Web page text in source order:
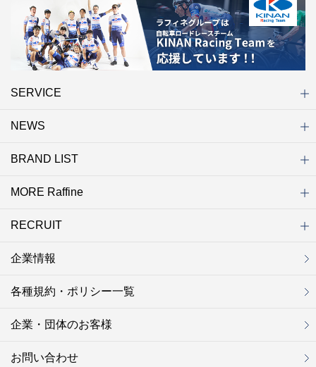
SERVICE
初めての方へ
店舗検索
キャンペーン
ラフィネ マルシェ（通販サイト）
WEB予約
よくある質問（Q&A）
サイトマップ
NEWS
ニュース一覧
お知らせ
オープン
クローズ
リニューアル
その他
BRAND LIST
ブランド一覧
ラフィネ
グランラフィネ
バダンバルー
ラフィネプリュス
プチラフィネ
整体ナチュラルボディ
トータルセラピー
フットデザイン
REFLE（リフレ）
Raffine TOKYO
ラフィネ ランニングスタイル
MORE Raffine
MORE Raffine
ラフィネのこだわり
ラフィネのひみつ
お得で便利なサービス
ラフィネギフト
ラフィネグループアスリート
RECRUIT
セラピスト採用
新卒採用
研修サイト
NOWON!!
企業情報
各種規約・ポリシー一覧
企業・団体のお客様
お問い合わせ